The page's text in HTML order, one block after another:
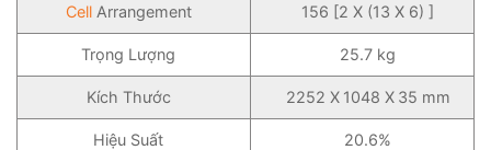
CellArrangement 156 [2 X (13 X 6) ]
Trọng Lượng 25.7 kg
Kích Thước 2252 X 1048 X 35 mm
Hiệu Suất 20.6%